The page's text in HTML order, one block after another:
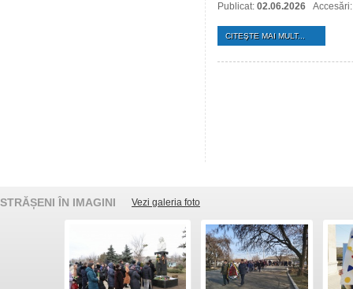
Publicat: 02.06.2026
CITEŞTE MAI MULT...
STRĂȘENI ÎN IMAGINI Vezi galeria foto